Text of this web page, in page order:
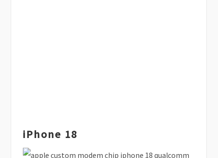
iPhone 18